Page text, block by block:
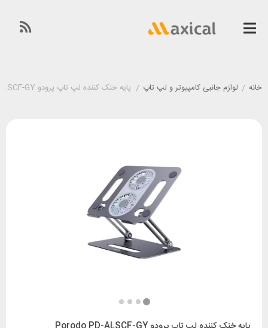
خانه / لوازم جانبی کامپیوتر و لپ تاپ / پایه خنک کننده لپ تاپ پرودو Porodo PD-ALSCF-GY